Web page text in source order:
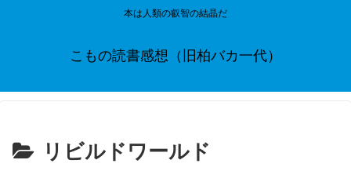
本は人類の叡智の結晶だ
こもの読書感想（旧柏バカ一代）
リビルドワールド